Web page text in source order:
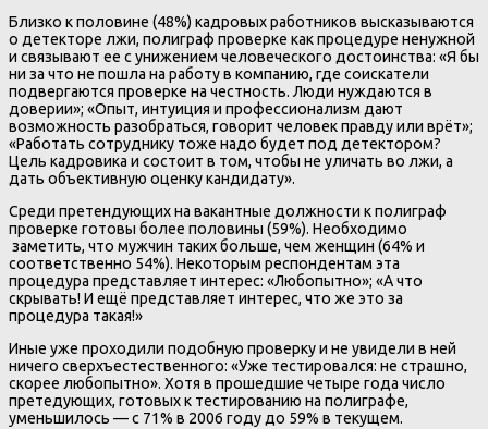
Близко к половине (48%) кадровых работников высказываются
о детекторе лжи, полиграф проверке как процедуре ненужной
и связывают ее с унижением человеческого достоинства: «Я бы
ни за что не пошла на работу в компанию, где соискатели
подвергаются проверке на честность. Люди нуждаются в
доверии»; «Опыт, интуиция и профессионализм дают
возможность разобраться, говорит человек правду или врёт»;
«Работать сотруднику тоже надо будет под детектором?
Цель кадровика и состоит в том, чтобы не уличать во лжи, а
дать объективную оценку кандидату».
Среди претендующих на вакантные должности к полиграф
проверке готовы более половины (59%). Необходимо
заметить, что мужчин таких больше, чем женщин (64% и
соответственно 54%). Некоторым респондентам эта
процедура представляет интерес: «Любопытно»; «А что
скрывать! И ещё представляет интерес, что же это за
процедура такая!»
Иные уже проходили подобную проверку и не увидели в ней
ничего сверхъестественного: «Уже тестировался: не страшно,
скорее любопытно». Хотя в прошедшие четыре года число
претедующих, готовых к тестированию на полиграфе,
уменьшилось — с 71% в 2006 году до 59% в текущем.